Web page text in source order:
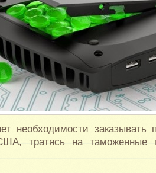
необходимости заказывать
тратясь на таможенные